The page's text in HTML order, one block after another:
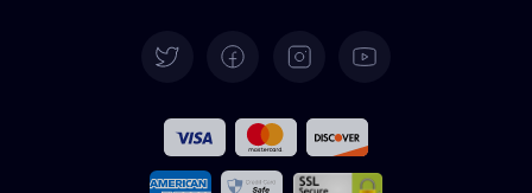
Francés